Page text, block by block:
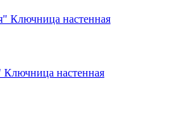
Ключница настенная
настенная